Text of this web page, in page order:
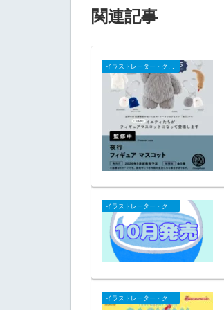
関連記事
イラストレーター・クリエイター